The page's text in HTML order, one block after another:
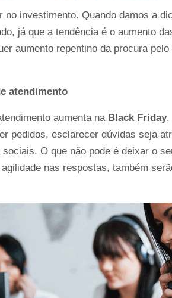
no investimento. Quando damos a
já que a tendência é o aumento
aumento repentino da procura
atendimento
aumenta na Black Friday.
pedidos, esclarecer dúvidas seja
O que não pode é deixar o
nas respostas, também